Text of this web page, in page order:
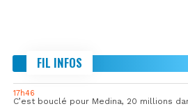
FIL INFOS
17h46
C’est bouclé pour Medina, 20 millions